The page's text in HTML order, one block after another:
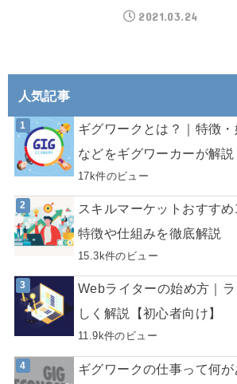
2021.03.24
人気記事
ギグワークとは？｜特徴
などをギグワーカーが解説
17k件のビュー
スキルマーケットおすす
特徴や仕組みを徹底解説
15.3k件のビュー
Webライターの始め方｜
しく解説【初心者向け】
11.9k件のビュー
ギグワークの仕事って何が